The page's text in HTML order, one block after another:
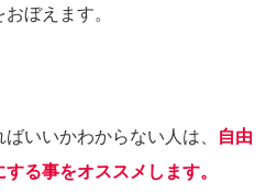
ぼえます。
いいかわからない人は、
自由
る事をオススメします。